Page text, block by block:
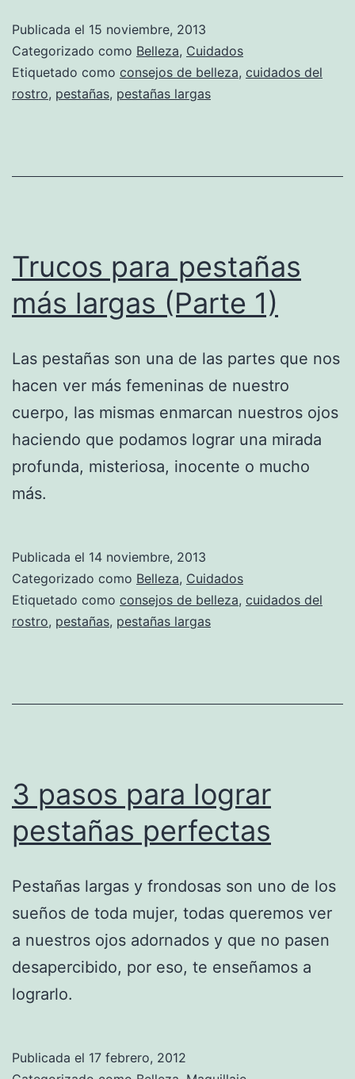
Publicada el 15 noviembre, 2013
Categorizado como Belleza, Cuidados
Etiquetado como consejos de belleza, cuidados del
rostro, pestañas, pestañas largas
Trucos para pestañas
más largas (Parte 1)
Las pestañas son una de las partes que nos
hacen ver más femeninas de nuestro
cuerpo, las mismas enmarcan nuestros ojos
haciendo que podamos lograr una mirada
profunda, misteriosa, inocente o mucho
más.
Publicada el 14 noviembre, 2013
Categorizado como Belleza, Cuidados
Etiquetado como consejos de belleza, cuidados del
rostro, pestañas, pestañas largas
3 pasos para lograr
pestañas perfectas
Pestañas largas y frondosas son uno de los
sueños de toda mujer, todas queremos ver
a nuestros ojos adornados y que no pasen
desapercibido, por eso, te enseñamos a
lograrlo.
Publicada el 17 febrero, 2012